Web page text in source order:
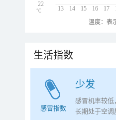
13 14 15 16 17
22
℃
温度：表
生活指数
少发
感冒指数
感冒机率较低
长期处于空调